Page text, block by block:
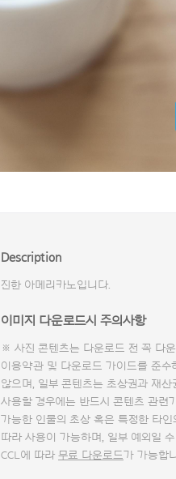
Description
진한 아메리카노입니다.
이미지 다운로드시 주의사항
※ 사진 콘텐츠는 다운로드 전 꼭 다
이용약관 및 다운로드 가이드를 준수
않으며, 일부 콘텐츠는 초상권과 재
사용할 경우에는 반드시 콘텐츠 관
가능한 인물의 초상 혹은 특정한 타
따라 사용이 가능하며, 일부 예외일
CCL에 따라 무료 다운로드가 가능합